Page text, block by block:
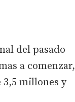
del pasado
a comenzar,
3,5 millones y